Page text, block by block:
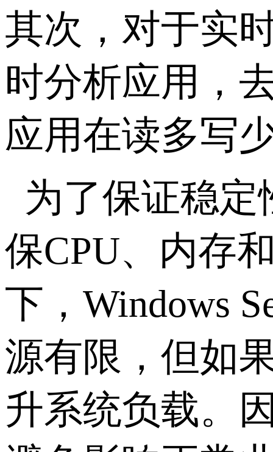
其次，对于实
时分析应用，
应用在读多写
为了保证稳
保CPU、内存
下， Windows
源有限，但如
升系统负载。